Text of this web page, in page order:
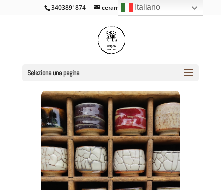
3403891874 ceramicacross@gmail.com
Seleziona una pagina
Italiano